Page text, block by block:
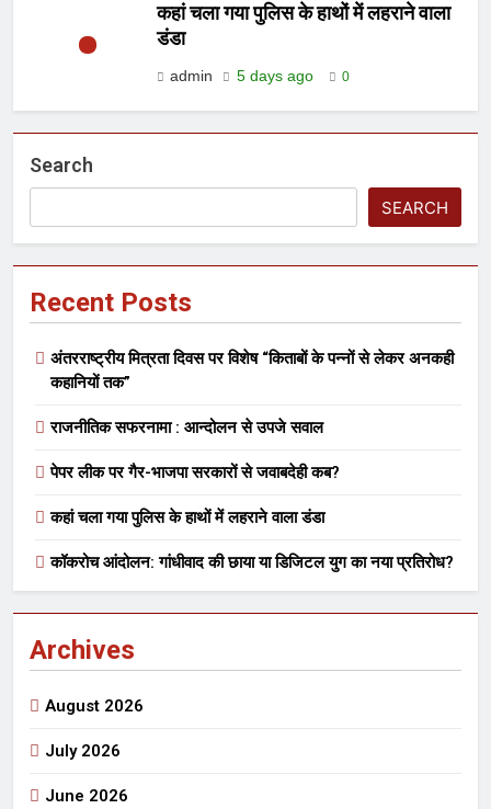
कहां चला गया पुलिस के हाथों में लहराने वाला
डंडा
admin 5 days ago 0
Search
SEARCH
Recent Posts
अंतरराष्ट्रीय मित्रता दिवस पर विशेष “किताबों के पन्नों से लेकर अनकही
कहानियों तक”
राजनीतिक सफरनामा : आन्दोलन से उपजे सवाल
पेपर लीक पर गैर-भाजपा सरकारों से जवाबदेही कब?
कहां चला गया पुलिस के हाथों में लहराने वाला डंडा
कॉकरोच आंदोलन: गांधीवाद की छाया या डिजिटल युग का नया प्रतिरोध?
Archives
August 2026
July 2026
June 2026